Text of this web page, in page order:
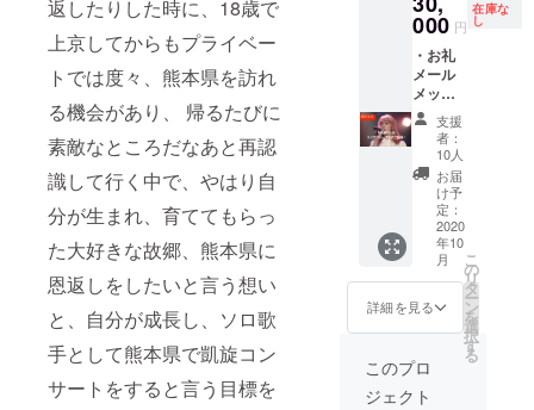
返したりした時に、18歳で
上京してからもプライベー
トでは度々、熊本県を訪れ
る機会があり、 帰るたびに
素敵なところだなあと再認
識して行く中で、やはり自
分が生まれ、育ててもらっ
た大好きな故郷、熊本県に
恩返しをしたいと言う想い
と、自分が成長し、ソロ歌
手として熊本県で凱旋コン
サートをすると言う目標を
別途応
相談可)
※15:00
に熊本
城本丸
前駐車
場に集
合→熊
本城散
策→桜
の馬場
城彩苑
散策&食
べ歩
き?!→
馬肉店
→20:00
現地解
散 ※食
事代、
セージ
色紙 ・
MARIN
Aの全て
が明ら
かに!?
MARIN
Aゆかり
の地、
八代市
巡り(候
補日
程:12 月
12,13
日/他、
別途応
NAの生
まれ
育った
フ
ショッ
ト中
心」 ・
MARIN
A画伯が
デザイ
ンした
支援者
限定T
シャツ
MARIN
A番組
キャラ
クター
き本人
直筆
メッ
000 円
在庫な
し
・お礼
メール
メッ
セージ
・お礼
動画
メッ
セージ
・非公
Instagr
am(非
公開)ご
招待
「MARI
NAの番
組製作
時のオ
フ
支援
者：
10人
お届
け予
定：
2020
年10
月
詳細を見る
こ
の
リ
タ
ー
ン
を
選
択
す
る
このプロ
ジェクト